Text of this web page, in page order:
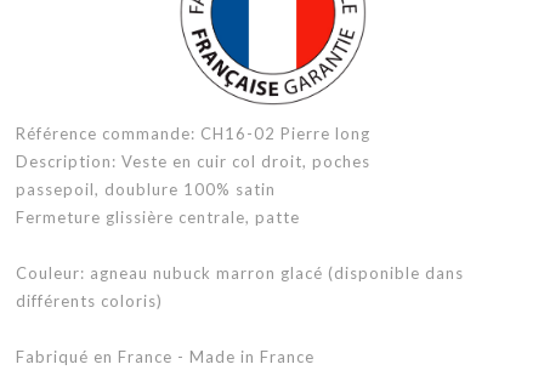
Référence commande: CH16-02 Pierre long
Description: Veste en cuir col droit, poches
passepoil, doublure 100% satin
Fermeture glissière centrale, patte
Couleur: agneau nubuck marron glacé (disponible dans
différents coloris)
Fabriqué en France - Made in France